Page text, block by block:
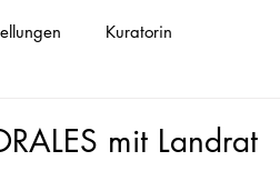
Kuratorin
mit Landrat